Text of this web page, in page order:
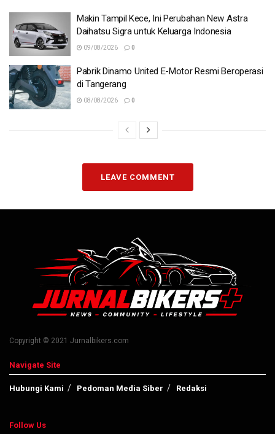
Makin Tampil Kece, Ini Perubahan New Astra
Daihatsu Sigra untuk Keluarga Indonesia
09/08/2026 0
Pabrik Dinamo United E-Motor Resmi Beroperasi
di Tangerang
08/08/2026 0
LEAVE COMMENT
Copyright © 2021 Jurnalbikers.com
Navigate Site
Hubungi Kami Pedoman Media Siber Redaksi
Follow Us